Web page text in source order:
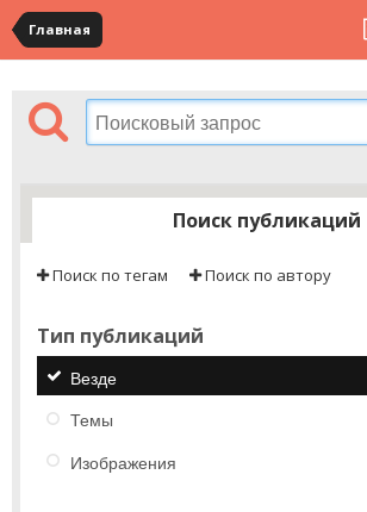
Главная
Поиск публикаций
Поиск по тегам Поиск по автору
Тип публикаций
Везде
Темы
Изображения